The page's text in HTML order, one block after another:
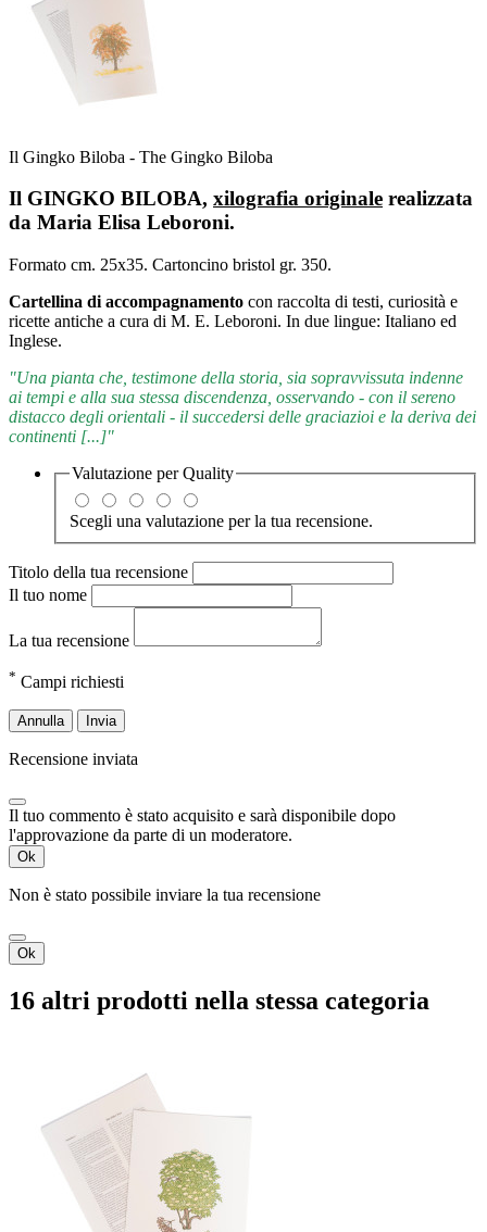
Il Gingko Biloba - The Gingko Biloba
Il GINGKO BILOBA, xilografia originale realizzata
da Maria Elisa Leboroni.
Formato cm. 25x35. Cartoncino bristol gr. 350.
Cartellina di accompagnamento con raccolta di testi, curiosità e
ricette antiche a cura di M. E. Leboroni. In due lingue: Italiano ed
Inglese.
"Una pianta che, testimone della storia, sia sopravvissuta indenne
ai tempi e alla sua stessa discendenza, osservando - con il sereno
distacco degli orientali - il succedersi delle graciazioi e la deriva dei
continenti [...]"
Valutazione perQuality
Scegli una valutazione per la tua recensione.
Titolo della tua recensione
Il tuo nome
La tua recensione
* Campi richiesti
Annulla Invia
Recensione inviata
Il tuo commento è stato acquisito e sarà disponibile dopo
l'approvazione da parte di un moderatore.
Ok
Non è stato possibile inviare la tua recensione
Ok
16 altri prodotti nella stessa categoria